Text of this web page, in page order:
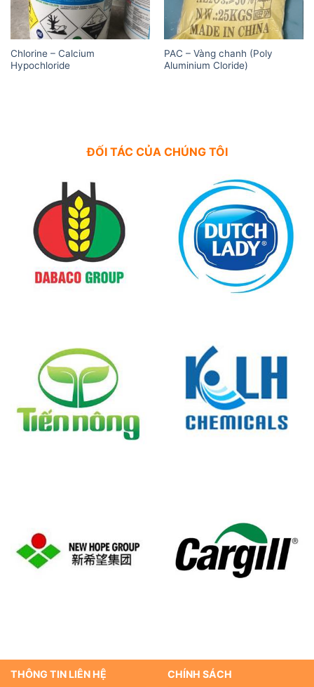
Chlorine – Calcium
Hypochloride
PAC – Vàng chanh (Poly
Aluminium Cloride)
ĐỐI TÁC CỦA CHÚNG TÔI
THÔNG TIN LIÊN HỆ CHÍNH SÁCH